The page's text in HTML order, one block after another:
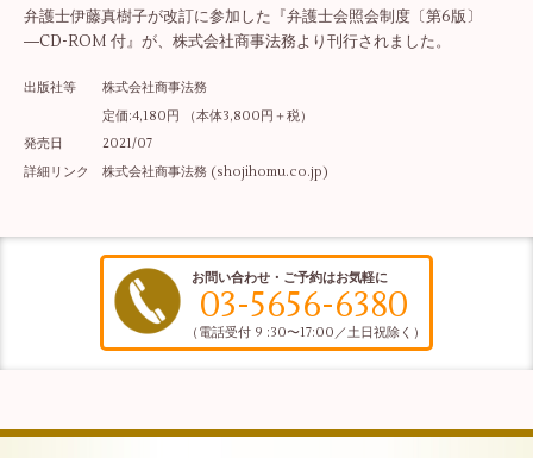
弁護士伊藤真樹子が改訂に参加した『弁護士会照会制度〔第6版〕
―CD-ROM 付』が、株式会社商事法務より刊行されました。
出版社等 株式会社商事法務
定価:4,180円 （本体3,800円＋税）
発売日 2021/07
詳細リンク 株式会社商事法務 (shojihomu.co.jp)
お問い合わせ・ご予約はお気軽に
03-5656-6380
（電話受付 9 :30〜17:00／土日祝除く）